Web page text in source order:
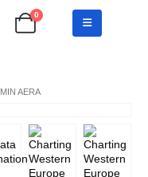
0
AERA